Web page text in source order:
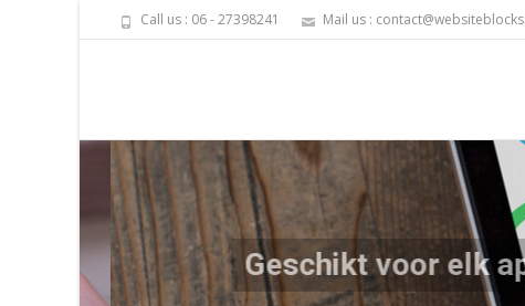
Call us : 06 - 27398241 Mail us :
Geschikt voor elk